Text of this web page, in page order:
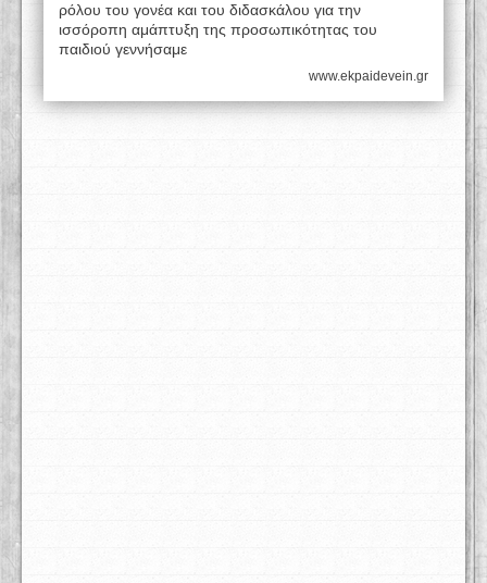
ρόλου του γονέα και του διδασκάλου για την
ισσόροπη αμάπτυξη της προσωπικότητας του
παιδιού γεννήσαμε
www.ekpaidevein.gr